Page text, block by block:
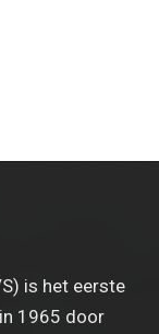
is het eerste
1965 door